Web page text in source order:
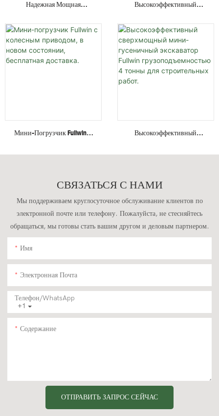
Надежная Мощная
Закрытая Кабина,
Поворотная Стрела, Мини-
Экскаватор
Грузоподъемностью 4
Тонны.
Высокоэффективный
Невидимым Двигателем,
Работающий На Высоких И
Низких Скоростях, На
Стальных Гусеницах,
Грузоподъемностью 4
Тонны.
Мини-Погрузчик Fullwin С
Новом Состоянии,
Высокоэффективный
Гусеничный Экскаватор
Работ.
СВЯЗАТЬСЯ С НАМИ
Мы поддерживаем круглосуточное обслуживание клиентов по
электронной почте или телефону. Пожалуйста, не стесняйтесь
обращаться, мы готовы стать вашим другом и деловым партнером.
Имя
Электронная Почта
+1
Телефон/WhatsApp
Содержание
ОТПРАВИТЬ ЗАПРОС СЕЙЧАС